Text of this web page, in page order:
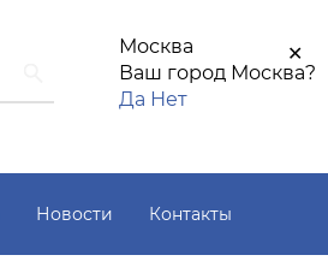
Москва
✕
Ваш город Москва?
Да Нет
Новости Контакты